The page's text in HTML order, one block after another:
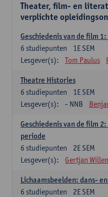
Theater, film- en
verplichte
Geschiedenis van de film
1E SEM
6 studiepunten
Lesgever(s):
Tom Paulus
Theatre Histories
1E SEM
6 studiepunten
Lesgever(s):
- NNB
Geschiedenis van de film
periode
2E SEM
6 studiepunten
Lesgever(s):
Gertjan
Lichaamsbeelden: dans-
2E SEM
6 studiepunten